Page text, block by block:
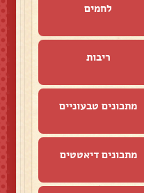
לחמים
ריבות
מתכונים טבעוניים
מתכונים דיאטטים